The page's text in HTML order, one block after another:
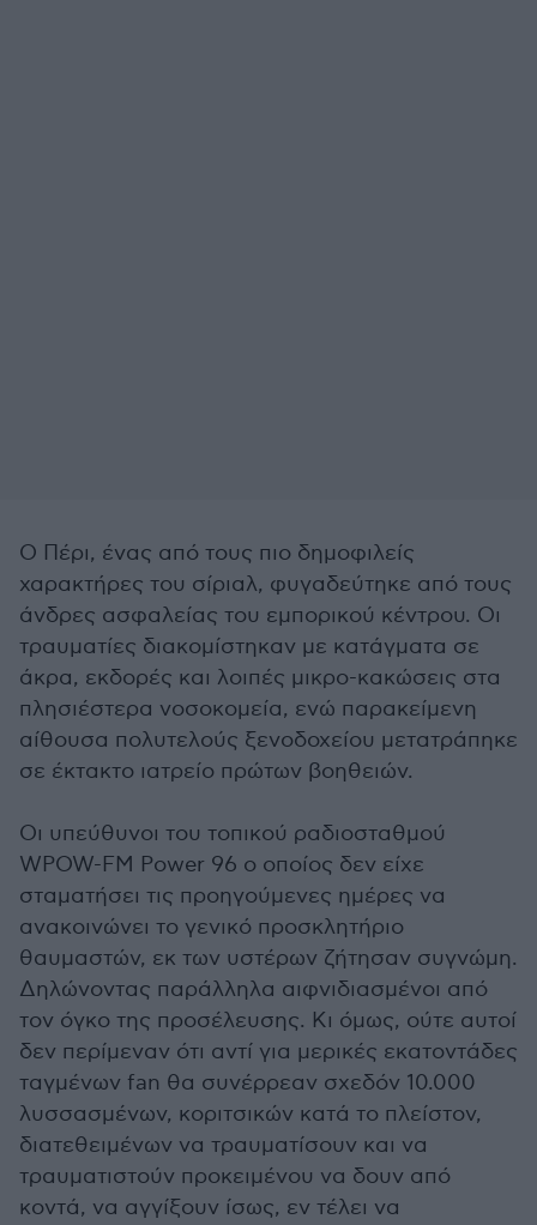
Ο Πέρι, ένας από τους πιο δημοφιλείς
χαρακτήρες του σίριαλ, φυγαδεύτηκε από τους
άνδρες ασφαλείας του εμπορικού κέντρου. Οι
τραυματίες διακομίστηκαν με κατάγματα σε
άκρα, εκδορές και λοιπές μικρο-κακώσεις στα
πλησιέστερα νοσοκομεία, ενώ παρακείμενη
αίθουσα πολυτελούς ξενοδοχείου μετατράπηκε
σε έκτακτο ιατρείο πρώτων βοηθειών.
Οι υπεύθυνοι του τοπικού ραδιοσταθμού
WPOW-FM Power 96 ο οποίος δεν είχε
σταματήσει τις προηγούμενες ημέρες να
ανακοινώνει το γενικό προσκλητήριο
θαυμαστών, εκ των υστέρων ζήτησαν συγνώμη.
Δηλώνοντας παράλληλα αιφνιδιασμένοι από
τον όγκο της προσέλευσης. Κι όμως, ούτε αυτοί
δεν περίμεναν ότι αντί για μερικές εκατοντάδες
ταγμένων fan θα συνέρρεαν σχεδόν 10.000
λυσσασμένων, κοριτσικών κατά το πλείστον,
διατεθειμένων να τραυματίσουν και να
τραυματιστούν προκειμένου να δουν από
κοντά, να αγγίξουν ίσως, εν τέλει να